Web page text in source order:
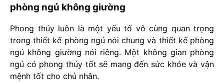
phòng ngủ không giường
Phong thủy luôn là một yếu tố vô cùng quan trọng
trong thiết kế phòng ngủ nói chung và thiết kế phòng
ngủ không giường nói riêng. Một không gian phòng
ngủ có phong thủy tốt sẽ mang đến sức khỏe và vận
mệnh tốt cho chủ nhân.